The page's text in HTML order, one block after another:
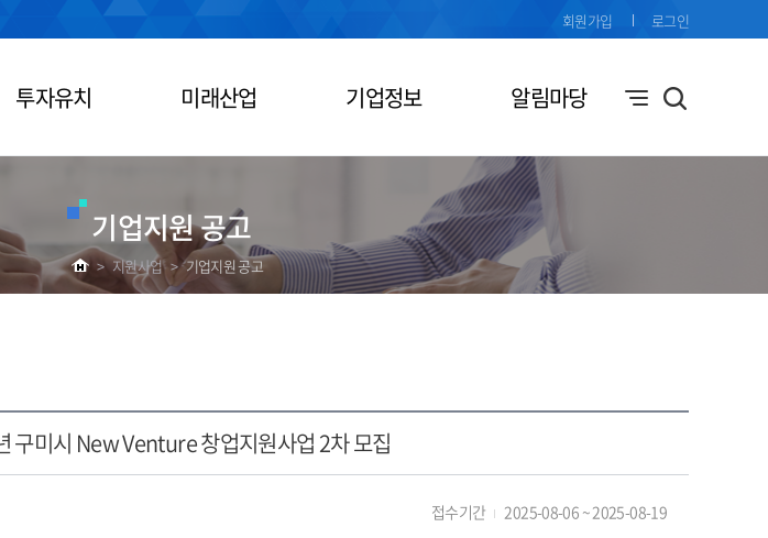
투자유치 미래산업 기업정보 알림마당
회원가입 로그인
기업지원 공고
> 지원사업 > 기업지원 공고
구미시 New Venture 창업지원사업 2차 모집
접수기간 2025-08-06 ~ 2025-08-19